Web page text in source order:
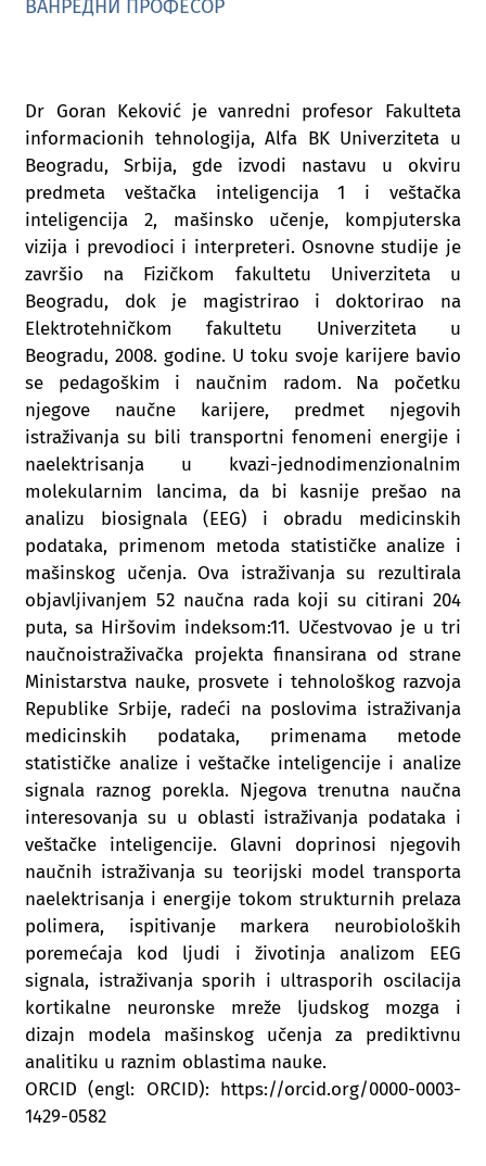
ВАНРЕДНИ ПРОФЕСОР
Dr Goran Keković je vanredni profesor Fakulteta
informacionih tehnologija, Alfa BK Univerziteta u
Beogradu, Srbija, gde izvodi nastavu u okviru
predmeta veštačka inteligencija 1 i veštačka
inteligencija 2, mašinsko učenje, kompjuterska
vizija i prevodioci i interpreteri. Osnovne studije je
završio na Fizičkom fakultetu Univerziteta u
Beogradu, dok je magistrirao i doktorirao na
Elektrotehničkom fakultetu Univerziteta u
Beogradu, 2008. godine. U toku svoje karijere bavio
se pedagoškim i naučnim radom. Na početku
njegove naučne karijere, predmet njegovih
istraživanja su bili transportni fenomeni energije i
naelektrisanja u kvazi-jednodimenzionalnim
molekularnim lancima, da bi kasnije prešao na
analizu biosignala (EEG) i obradu medicinskih
podataka, primenom metoda statističke analize i
mašinskog učenja. Ova istraživanja su rezultirala
objavljivanjem 52 naučna rada koji su citirani 204
puta, sa Hiršovim indeksom:11. Učestvovao je u tri
naučnoistraživačka projekta finansirana od strane
Ministarstva nauke, prosvete i tehnološkog razvoja
Republike Srbije, radeći na poslovima istraživanja
medicinskih podataka, primenama metode
statističke analize i veštačke inteligencije i analize
signala raznog porekla. Njegova trenutna naučna
interesovanja su u oblasti istraživanja podataka i
veštačke inteligencije. Glavni doprinosi njegovih
naučnih istraživanja su teorijski model transporta
naelektrisanja i energije tokom strukturnih prelaza
polimera, ispitivanje markera neurobioloških
poremećaja kod ljudi i životinja analizom EEG
signala, istraživanja sporih i ultrasporih oscilacija
kortikalne neuronske mreže ljudskog mozga i
dizajn modela mašinskog učenja za prediktivnu
analitiku u raznim oblastima nauke.
ORCID (engl: ORCID): https://orcid.org/0000-0003-
1429-0582